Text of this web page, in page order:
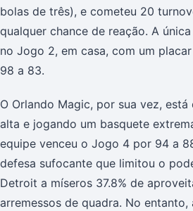
bolas de três), e cometeu 20
qualquer chance de reação. A
no Jogo 2, em casa, com um
98 a 83.
O Orlando Magic, por sua vez,
alta e jogando um basquete
equipe venceu o Jogo 4 por 94 a
defesa sufocante que limitou o
Detroit a míseros 37.8% de
arremessos de quadra. No